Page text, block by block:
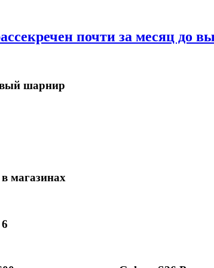
почти за месяц до
шарнир
магазинах